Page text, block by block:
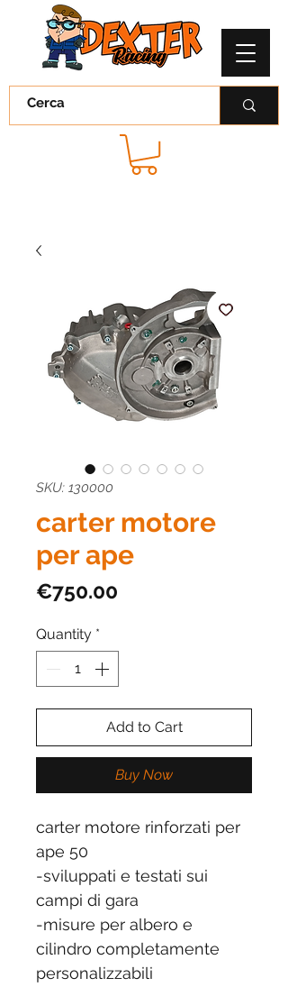
SKU: 130000
carter motore
per ape
€750.00
Quantity *
Add to Cart
Buy Now
carter motore rinforzati per
ape 50
-sviluppati e testati sui
campi di gara
-misure per albero e
cilindro completamente
personalizzabili